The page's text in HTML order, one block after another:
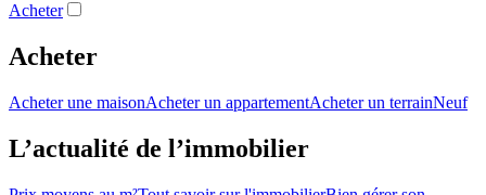
Acheter
Acheter
Acheter une maisonAcheter un appartementAcheter un terrainNeuf
L’actualité de l’immobilier